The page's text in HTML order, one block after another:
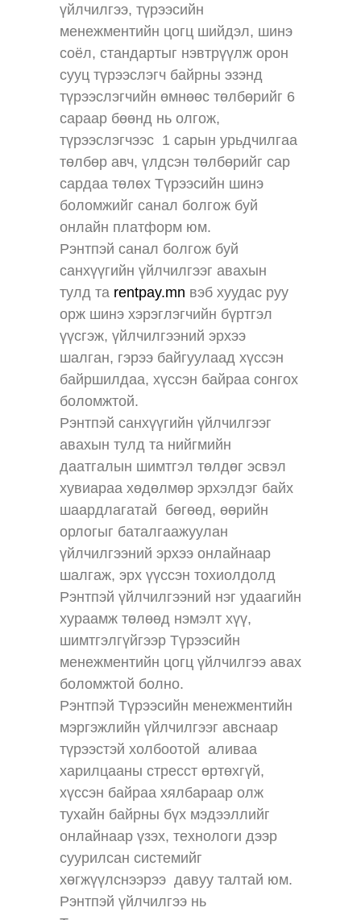
үйлчилгээ, түрээсийн
менежментийн цогц шийдэл, шинэ
соёл, стандартыг нэвтрүүлж орон
сууц түрээслэгч байрны эзэнд
түрээслэгчийн өмнөөс төлбөрийг 6
сараар бөөнд нь олгож,
түрээслэгчээс 1 сарын урьдчилгаа
төлбөр авч, үлдсэн төлбөрийг сар
сардаа төлөх Түрээсийн шинэ
боломжийг санал болгож буй
онлайн платформ юм.
Рэнтпэй санал болгож буй
санхүүгийн үйлчилгээг авахын
тулд та rentpay.mn вэб хуудас руу
орж шинэ хэрэглэгчийн бүртгэл
үүсгэж, үйлчилгээний эрхээ
шалган, гэрээ байгуулаад хүссэн
байршилдаа, хүссэн байраа сонгох
боломжтой.
Рэнтпэй санхүүгийн үйлчилгээг
авахын тулд та нийгмийн
даатгалын шимтгэл төлдөг эсвэл
хувиараа хөдөлмөр эрхэлдэг байх
шаардлагатай бөгөөд, өөрийн
орлогыг баталгаажуулан
үйлчилгээний эрхээ онлайнаар
шалгаж, эрх үүссэн тохиолдолд
Рэнтпэй үйлчилгээний нэг удаагийн
хураамж төлөөд нэмэлт хүү,
шимтгэлгүйгээр Түрээсийн
менежментийн цогц үйлчилгээ авах
боломжтой болно.
Рэнтпэй Түрээсийн менежментийн
мэргэжлийн үйлчилгээг авснаар
түрээстэй холбоотой аливаа
харилцааны стресст өртөхгүй,
хүссэн байраа хялбараар олж
тухайн байрны бүх мэдээллийг
онлайнаар үзэх, технологи дээр
суурилсан системийг
хөгжүүлснээрээ давуу талтай юм.
Рэнтпэй үйлчилгээ нь